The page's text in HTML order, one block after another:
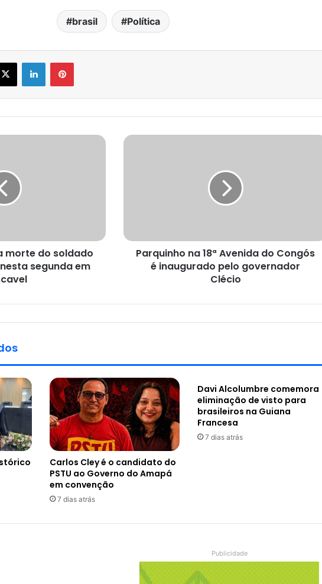
brasil Política
X LinkedinPinterest
morte do soldado
segunda em
Parquinho na 18ª Avenida do Congós
é inaugurado pelo governador
Clécio
Carlos Cley é o candidato do
PSTU ao Governo do Amapá
em convenção
7 dias atrás
Davi Alcolumbre comemora
eliminação de visto para
brasileiros na Guiana
Francesa
7 dias atrás
Publicidade